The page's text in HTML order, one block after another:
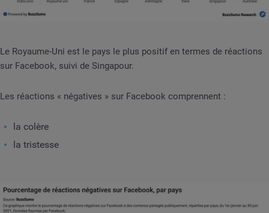
Le Royaume-Uni est le pays le plus positif en termes de réactions
sur Facebook, suivi de Singapour.
Les réactions « négatives » sur Facebook comprennent :
la colère
la tristesse